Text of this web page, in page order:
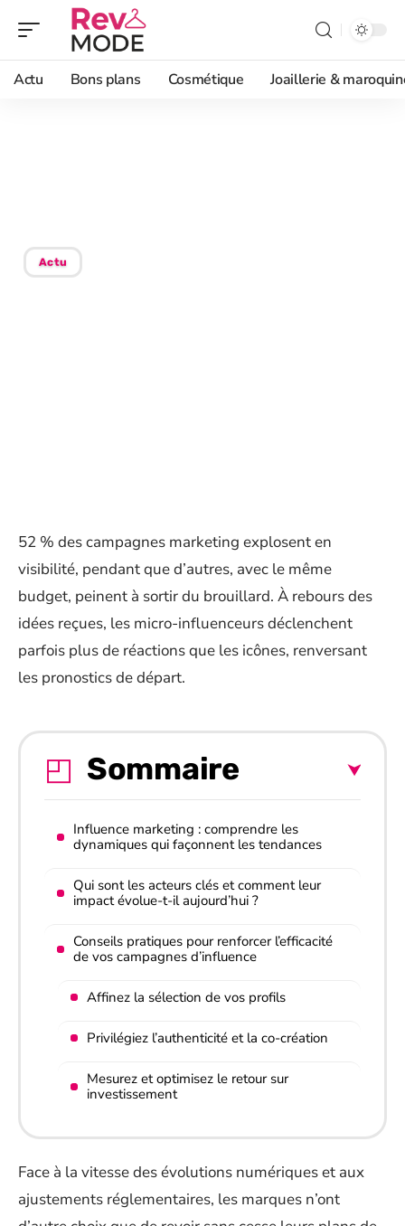
Actu Bons plans Cosmétique Joaillerie &
Actu
52 % des campagnes marketing explosent en
visibilité, pendant que d’autres, avec le même
budget, peinent à sortir du brouillard. À rebours des
idées reçues, les micro-influenceurs déclenchent
parfois plus de réactions que les icônes, renversant
les pronostics de départ.
Sommaire
Influence marketing : comprendre les
dynamiques qui façonnent les tendances
Qui sont les acteurs clés et comment leur
impact évolue-t-il aujourd’hui ?
Conseils pratiques pour renforcer l’efficacité
de vos campagnes d’influence
Affinez la sélection de vos profils
Privilégiez l’authenticité et la co-création
Mesurez et optimisez le retour sur
investissement
Face à la vitesse des évolutions numériques et aux
ajustements réglementaires, les marques n’ont